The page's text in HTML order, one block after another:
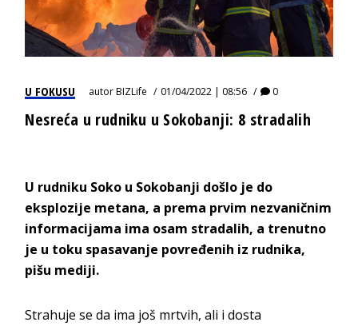
U FOKUSU autorBIZLife 01/04/2022 | 08:56 0
Nesreća u rudniku u Sokobanji: 8 stradalih
U rudniku Soko u Sokobanji došlo je do
eksplozije metana, a prema prvim nezvaničnim
informacijama ima osam stradalih, a trenutno
je u toku spasavanje povređenih iz rudnika,
pišu mediji.
Strahuje se da ima još mrtvih, ali i dosta